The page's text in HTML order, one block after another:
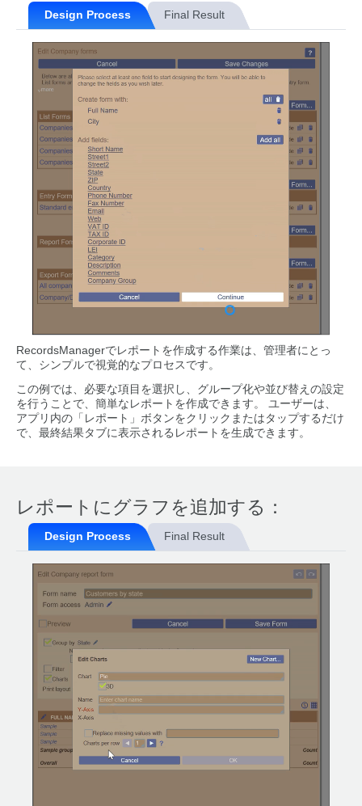
Design Process Final Result
RecordsManagerでレポートを作成する作業は、管理者にとっ
て、シンプルで視覚的なプロセスです。
この例では、必要な項目を選択し、グループ化や並び替えの設定
を行うことで、簡単なレポートを作成できます。 ユーザーは、
アプリ内の「レポート」ボタンをクリックまたはタップするだけ
で、最終結果タブに表示されるレポートを生成できます。
レポートにグラフを追加する：
Design Process Final Result